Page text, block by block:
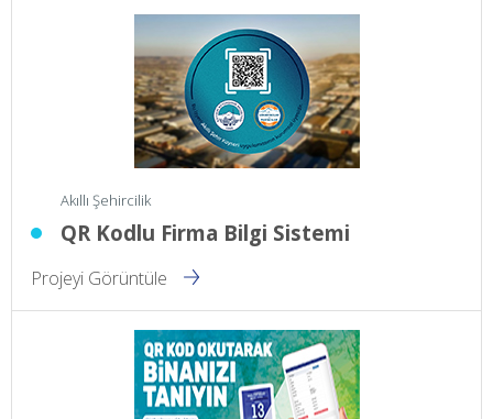
Akıllı Şehircilik
QR Kodlu Firma Bilgi Sistemi
Projeyi Görüntüle